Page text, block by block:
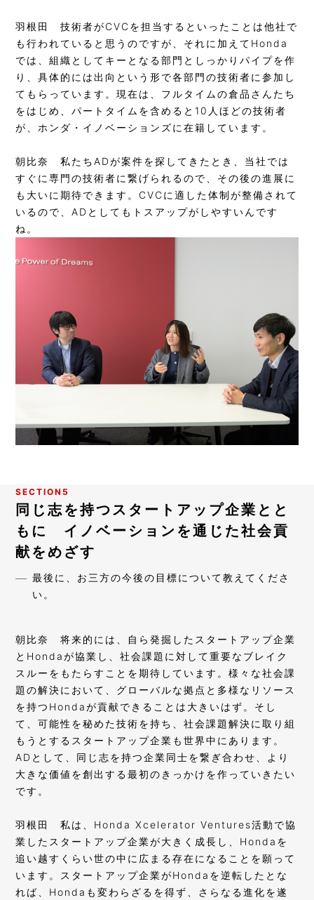
羽根田
技術者がCVCを担当するといったことは他社で
も行われていると思うのですが、それに加えてHonda
では、組織としてキーとなる部門としっかりパイプを作
り、具体的には出向という形で各部門の技術者に参加し
てもらっています。現在は、フルタイムの倉品さんたち
をはじめ、パートタイムを含めると10人ほどの技術者
が、ホンダ・イノベーションズに在籍しています。
朝比奈
私たちADが案件を探してきたとき、当社では
すぐに専門の技術者に繋げられるので、その後の進展に
も大いに期待できます。CVCに適した体制が整備されて
いるので、ADとしてもトスアップがしやすいんです
ね。
SECTION5
同じ志を持つスタートアップ企業とと
もに イノベーションを通じた社会貢
献をめざす
最後に、お三方の今後の目標について教えてくださ
い。
朝比奈
将来的には、自ら発掘したスタートアップ企業
とHondaが協業し、社会課題に対して重要なブレイク
スルーをもたらすことを期待しています。様々な社会課
題の解決において、グローバルな拠点と多様なリソース
を持つHondaが貢献できることは大きいはず。そし
て、可能性を秘めた技術を持ち、社会課題解決に取り組
もうとするスタートアップ企業も世界中にあります。
ADとして、同じ志を持つ企業同士を繋ぎ合わせ、より
大きな価値を創出する最初のきっかけを作っていきたい
です。
羽根田
私は、Honda Xcelerator Ventures活動で協
業したスタートアップ企業が大きく成長し、Hondaを
追い越すくらい世の中に広まる存在になることを願って
います。スタートアップ企業がHondaを逆転したとな
れば、Hondaも変わらざるを得ず、さらなる進化を遂